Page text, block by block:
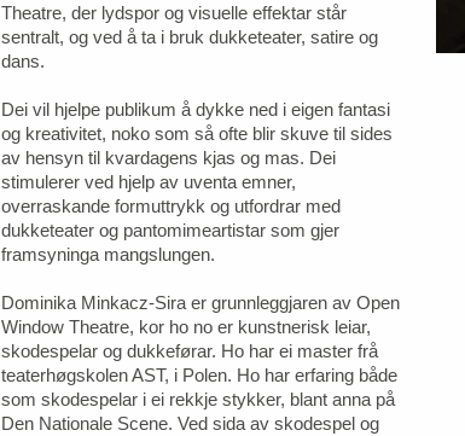
Theatre, der lydspor og visuelle effektar står
sentralt, og ved å ta i bruk dukketeater, satire og
dans.
Dei vil hjelpe publikum å dykke ned i eigen fantasi
og kreativitet, noko som så ofte blir skuve til sides
av hensyn til kvardagens kjas og mas. Dei
stimulerer ved hjelp av uventa emner,
overraskande formuttrykk og utfordrar med
dukketeater og pantomimeartistar som gjer
framsyninga mangslungen.
Dominika Minkacz-Sira er grunnleggjaren av Open
Window Theatre, kor ho no er kunstnerisk leiar,
skodespelar og dukkeførar. Ho har ei master frå
teaterhøgskolen AST, i Polen. Ho har erfaring både
som skodespelar i ei rekkje stykker, blant anna på
Den Nationale Scene. Ved sida av skodespel og